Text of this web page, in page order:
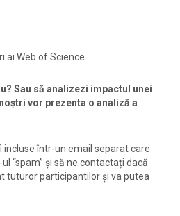
Web of Science.
Sau să analizezi impactul unei
vor prezenta o analiză a
incluse într-un email separat care
“spam” și să ne contactați dacă
tuturor participantilor și va putea